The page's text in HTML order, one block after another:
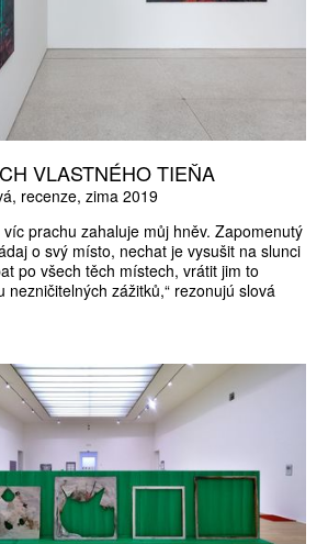
VLASTNÉHO TIEŇA
recenze zima 2019
prachu zahaluje můj hněv. Zapomenutý
o svý místo, nechat je vysušit na slunci
po všech těch místech, vrátit jim to
nezničitelných zážitků,“ rezonujú slová